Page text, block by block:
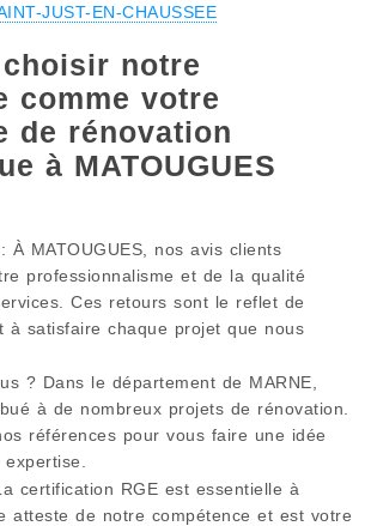
JUST-EN-CHAUSSEE
notre
comme votre
de rénovation
à MATOUGUES
À MATOUGUES, nos avis clients
professionnalisme et de la qualité
Ces retours sont le reflet de
à satisfaire chaque projet que nous
? Dans le département de MARNE,
à de nombreux projets de rénovation.
références pour vous faire une idée
certification RGE est essentielle à
atteste de notre compétence et est votre